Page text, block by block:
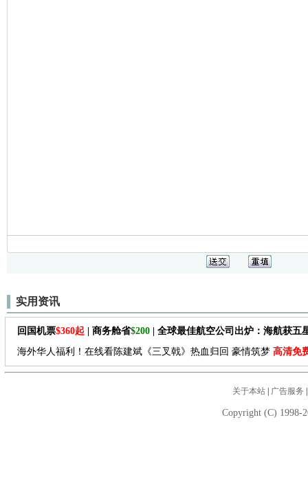
实用资讯
回国机票$360起 | 商务舱省$200 | 全球最佳航空公司出炉：海航获五
海外华人福利！在线看陈建斌《三叉戟》热血归回 豪情筑梦 高清免
关于本站| 广告服务
Copyright (C) 1998-